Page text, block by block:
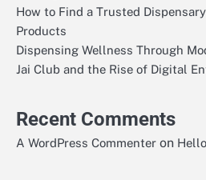
How to Find a Trusted
Products
Dispensing Wellness Through
Jai Club and the Rise of Digital
Recent Comments
A WordPress Commenter on